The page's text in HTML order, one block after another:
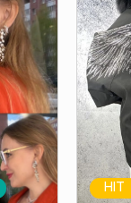
HIT